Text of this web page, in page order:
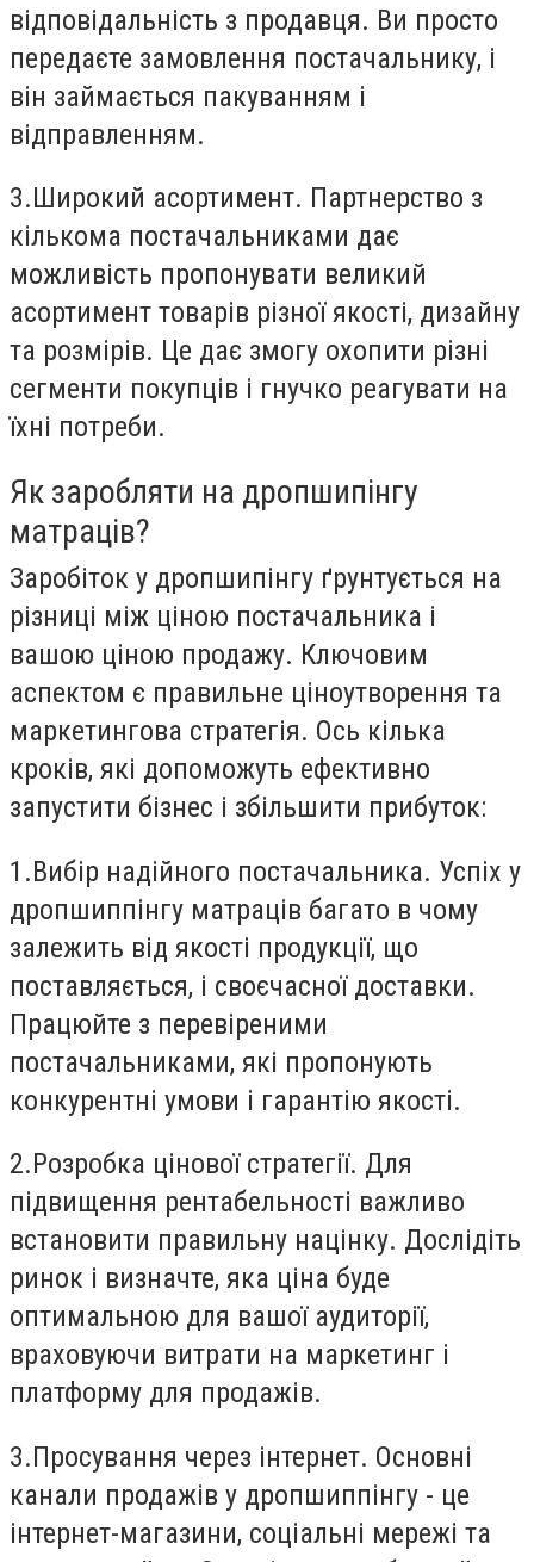
відповідальність з продавця. Ви просто
передаєте замовлення постачальнику, і
він займається пакуванням і
відправленням.
3.Широкий асортимент. Партнерство з
кількома постачальниками дає
можливість пропонувати великий
асортимент товарів різної якості, дизайну
та розмірів. Це дає змогу охопити різні
сегменти покупців і гнучко реагувати на
їхні потреби.
Як заробляти на дропшипінгу
матраців?
Заробіток у дропшипінгу ґрунтується на
різниці між ціною постачальника і
вашою ціною продажу. Ключовим
аспектом є правильне ціноутворення та
маркетингова стратегія. Ось кілька
кроків, які допоможуть ефективно
запустити бізнес і збільшити прибуток:
1.Вибір надійного постачальника. Успіх у
дропшиппінгу матраців багато в чому
залежить від якості продукції, що
поставляється, і своєчасної доставки.
Працюйте з перевіреними
постачальниками, які пропонують
конкурентні умови і гарантію якості.
2.Розробка цінової стратегії. Для
підвищення рентабельності важливо
встановити правильну націнку. Дослідіть
ринок і визначте, яка ціна буде
оптимальною для вашої аудиторії,
враховуючи витрати на маркетинг і
платформу для продажів.
3.Просування через інтернет. Основні
канали продажів у дропшиппінгу - це
інтернет-магазини, соціальні мережі та